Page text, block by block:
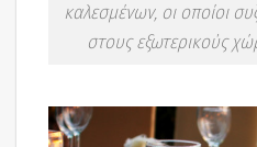
καλεσμένων, οι οποίοι
στους εξωτερικούς